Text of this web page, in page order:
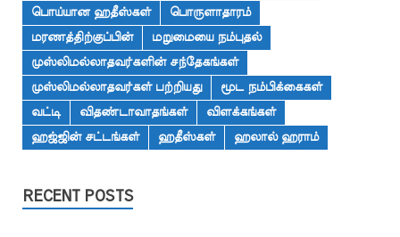
பொய்யான ஹதீஸ்கள்
பொருளாதாரம்
மரணத்திற்குப்பின்
மறுமையை நம்புதல்
முஸ்லிமல்லாதவர்களின் சந்தேகங்கள்
முஸ்லிமல்லாதவர்கள் பற்றியது
மூட நம்பிக்கைகள்
வட்டி
விதண்டாவாதங்கள்
விளக்கங்கள்
ஹஜ்ஜின் சட்டங்கள்
ஹதீஸ்கள் ஹலால் ஹராம்
RECENT POSTS